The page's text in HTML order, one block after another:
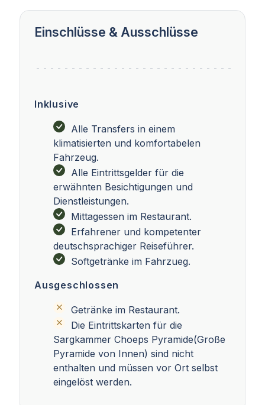
Einschlüsse & Ausschlüsse
Inklusive
Alle Transfers in einem
klimatisierten und komfortabelen
Fahrzeug.
Alle Eintrittsgelder für die
erwähnten Besichtigungen und
Dienstleistungen.
Mittagessen im Restaurant.
Erfahrener und kompetenter
deutschsprachiger Reiseführer.
Softgetränke im Fahrzueg.
Ausgeschlossen
Getränke im Restaurant.
Die Eintrittskarten für die
Sargkammer Choeps Pyramide(Große
Pyramide von Innen) sind nicht
enthalten und müssen vor Ort selbst
eingelöst werden.